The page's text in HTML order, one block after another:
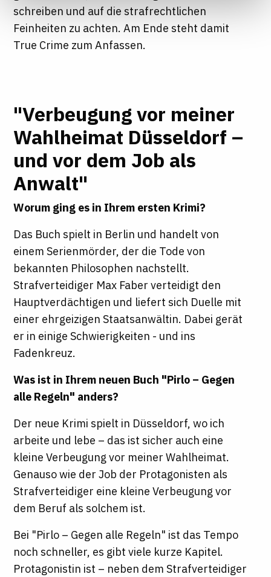
Informationen finden Sie in unseren
Datenschutzhinweisen
schreiben und auf die strafrechtlichen
Feinheiten zu achten. Am Ende steht damit
True Crime zum Anfassen.
"Verbeugung vor meiner
Wahlheimat Düsseldorf –
und vor dem Job als
Anwalt"
Worum ging es in Ihrem ersten Krimi?
Das Buch spielt in Berlin und handelt von
einem Serienmörder, der die Tode von
bekannten Philosophen nachstellt.
Strafverteidiger Max Faber verteidigt den
Hauptverdächtigen und liefert sich Duelle mit
einer ehrgeizigen Staatsanwältin. Dabei gerät
er in einige Schwierigkeiten - und ins
Fadenkreuz.
Was ist in Ihrem neuen Buch "Pirlo – Gegen
alle Regeln" anders?
Der neue Krimi spielt in Düsseldorf, wo ich
arbeite und lebe – das ist sicher auch eine
kleine Verbeugung vor meiner Wahlheimat.
Genauso wie der Job der Protagonisten als
Strafverteidiger eine kleine Verbeugung vor
dem Beruf als solchem ist.
Bei "Pirlo – Gegen alle Regeln" ist das Tempo
noch schneller, es gibt viele kurze Kapitel.
Protagonistin ist – neben dem Strafverteidiger